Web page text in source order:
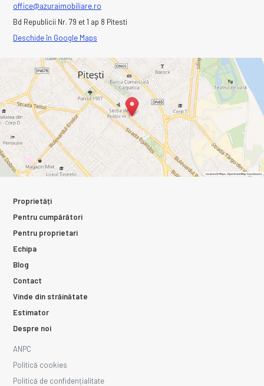
office@azuraimobiliare.ro
Bd Republicii Nr. 79 et 1 ap 8 Pitesti
Deschide în Google Maps
Proprietăți
Pentru cumpărători
Pentru proprietari
Echipa
Blog
Contact
Vinde din străinătate
Estimator
Despre noi
ANPC
Politică cookies
Politică de confidențialitate